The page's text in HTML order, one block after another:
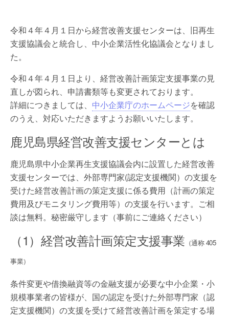
令和４年４月１日から経営改善支援センターは、旧再生
支援協議会と統合し、中小企業活性化協議会となりまし
た。
令和４年４月１日より、経営改善計画策定支援事業の見
直しが図られ、申請書類等も変更されております。
詳細につきましては、 中小企業庁のホームページを確認
のうえ、対応いただきますようお願いいたします。
鹿児島県経営改善支援センターとは
鹿児島県中小企業再生支援協議会内に設置した経営改善
支援センターでは、外部専門家(認定支援機関）の支援を
受けた経営改善計画の策定支援に係る費用（計画の策定
費用及びモニタリング費用等）の支援を行います。ご相
談は無料。秘密厳守します（事前にご連絡ください）
（1）経営改善計画策定支援事業 （通称 405
事業）
条件変更や借換融資等の金融支援が必要な中小企業・小
規模事業者の皆様が、国の認定を受けた外部専門家（認
定支援機関）の支援を受けて経営改善計画を策定する場